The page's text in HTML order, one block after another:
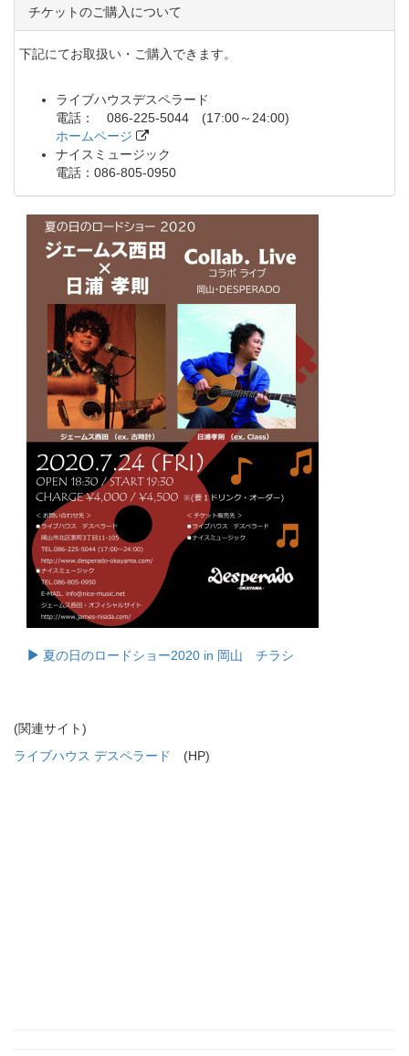
チケットのご購入について
下記にてお取扱い・ご購入できます。
ライブハウスデスペラード
電話： 086-225-5044 (17:00～24:00)
ホームページ
ナイスミュージック
電話：086-805-0950
夏の日のロードショー2020 in 岡山 チラシ
(関連サイト)
ライブハウス デスペラード
(HP)